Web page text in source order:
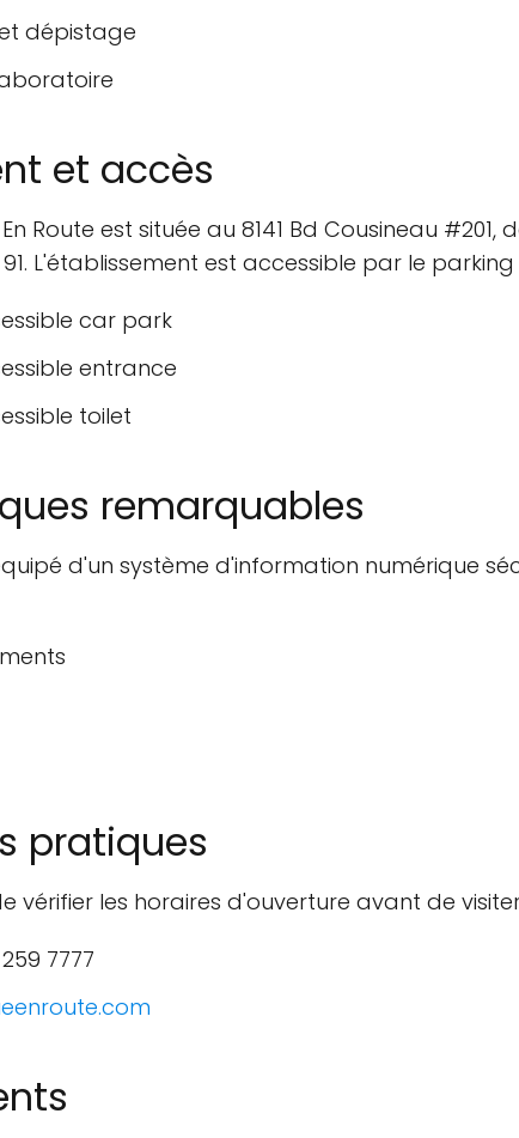
dépistage
et accès
Route est située au 8141 Bd Cousineau
L'établissement est accessible par le
car park
entrance
toilet
remarquables
d'un système d'information numérique
pratiques
vérifier les horaires d'ouverture avant de
7777